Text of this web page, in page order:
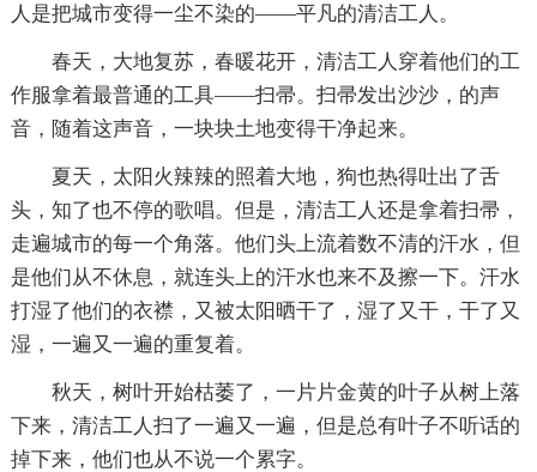
人是把城市变得一尘不染的——平凡的清洁工人。
春天，大地复苏，春暖花开，清洁工人穿着他们的工
作服拿着最普通的工具——扫帚。扫帚发出沙沙，的声
音，随着这声音，一块块土地变得干净起来。
夏天，太阳火辣辣的照着大地，狗也热得吐出了舌
头，知了也不停的歌唱。但是，清洁工人还是拿着扫帚，
走遍城市的每一个角落。他们头上流着数不清的汗水，但
是他们从不休息，就连头上的汗水也来不及擦一下。汗水
打湿了他们的衣襟，又被太阳晒干了，湿了又干，干了又
湿，一遍又一遍的重复着。
秋天，树叶开始枯萎了，一片片金黄的叶子从树上落
下来，清洁工人扫了一遍又一遍，但是总有叶子不听话的
掉下来，他们也从不说一个累字。